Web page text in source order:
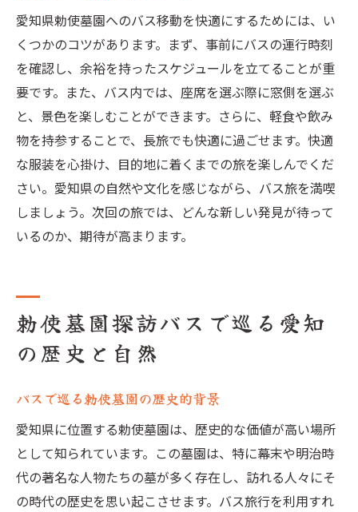
愛知県勅使墓園へのバス移動を快適にするためには、い
くつかのコツがあります。まず、事前にバスの運行時刻
を確認し、余裕を持ったスケジュールを立てることが重
要です。また、バス内では、座席を選ぶ際に窓側を選ぶ
と、景色を楽しむことができます。さらに、軽食や飲み
物を持参することで、長旅でも快適に過ごせます。快適
な服装を心掛け、目的地に着くまでの旅を楽しんでくだ
さい。愛知県の自然や文化を感じながら、バス旅を満喫
しましょう。次回の旅では、どんな新しい発見が待って
いるのか、期待が高まります。
勅使墓園探訪バスで巡る愛知
の歴史と自然
バスで巡る勅使墓園の歴史的背景
愛知県に位置する勅使墓園は、歴史的な価値が高い場所
として知られています。この墓園は、特に幕末や明治時
代の著名な人物たちの墓が多く存在し、訪れる人々にそ
の時代の歴史を思い起こさせます。バス旅行を利用すれ